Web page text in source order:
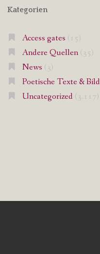
Kategorien
Access gates (15)
Andere Quellen(35)
News (3)
Poetische Texte & Bild
Uncategorized (3.117)